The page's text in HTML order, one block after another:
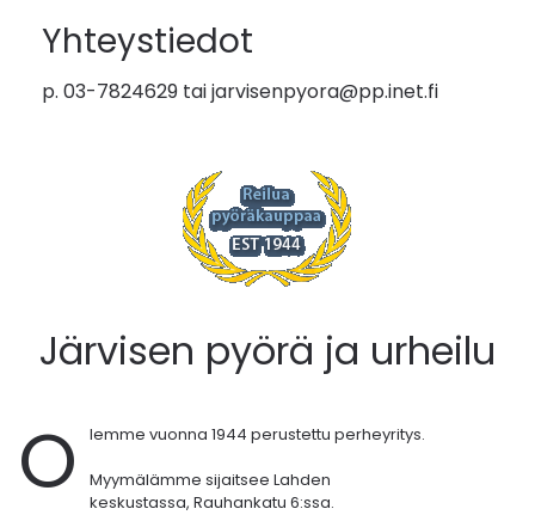
Yhteystiedot
p. 03-7824629 taijarvisenpyora@pp.inet.fi
Järvisen pyörä ja urheilu
O
lemme vuonna 1944 perustettu perheyritys.
Myymälämme sijaitsee Lahden
keskustassa, Rauhankatu 6:ssa.